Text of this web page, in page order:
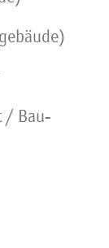
/ Bau-